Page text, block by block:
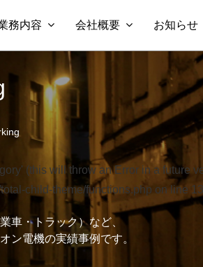
務内容 会社概要 お知らせ
(this will throw an Error in a future
child-theme/functions.php on line
車・トラック）など、
ン電機の実績事例です。